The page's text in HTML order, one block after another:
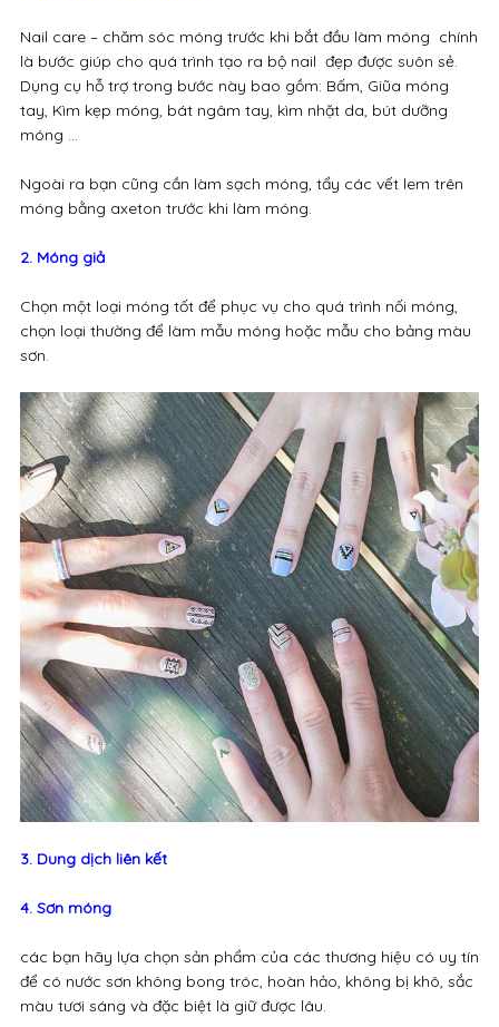
Nail care – chăm sóc móng trước khi bắt đầu làm móng chính
là bước giúp cho quá trình tạo ra bộ nail đẹp được suôn sẻ.
Dụng cụ hỗ trợ trong bước này bao gồm: Bấm, Giũa móng
tay, Kìm kẹp móng, bát ngâm tay, kìm nhặt da, bút dưỡng
móng …
Ngoài ra bạn cũng cần làm sạch móng, tẩy các vết lem trên
móng bằng axeton trước khi làm móng.
2. Móng giả
Chọn một loại móng tốt để phục vụ cho quá trình nối móng,
chọn loại thường để làm mẫu móng hoặc mẫu cho bảng màu
sơn.
3. Dung dịch liên kết
4. Sơn móng
các bạn hãy lựa chọn sản phẩm của các thương hiệu có uy tín
để có nước sơn không bong tróc, hoàn hảo, không bị khô, sắc
màu tươi sáng và đặc biệt là giữ được lâu.